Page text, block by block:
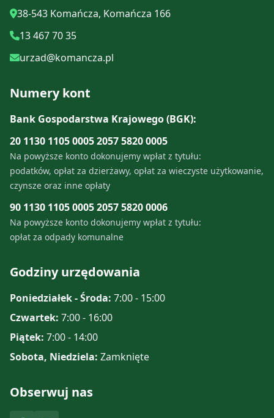
38-543 Komańcza, Komańcza 166
13 467 70 35
urzad@komancza.pl
Numery kont
Bank Gospodarstwa Krajowego (BGK):
20 1130 1105 0005 2057 5820 0005
Na powyższe konto dokonujemy wpłat z tytułu:
podatków, opłat za dzierżawy, opłat za wieczyste użytkowanie,
czynsze oraz inne opłaty
90 1130 1105 0005 2057 5820 0006
Na powyższe konto dokonujemy wpłat z tytułu:
opłat za odpady komunalne
Godziny urzędowania
Poniedziałek - Środa: 7:00 - 15:00
Czwartek: 7:00 - 16:00
Piątek: 7:00 - 14:00
Sobota, Niedziela: Zamknięte
Obserwuj nas